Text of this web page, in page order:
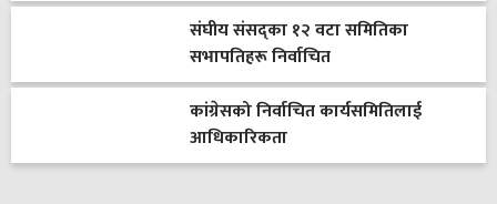
संघीय संसद्का १२ वटा समितिका
सभापतिहरू निर्वाचित
कांग्रेसको निर्वाचित कार्यसमितिलाई
आधिकारिकता